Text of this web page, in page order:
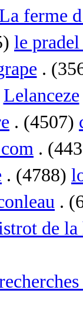
La ferme
le
.
Lelanceze
. (4507)
.
. (4788)
.
de la